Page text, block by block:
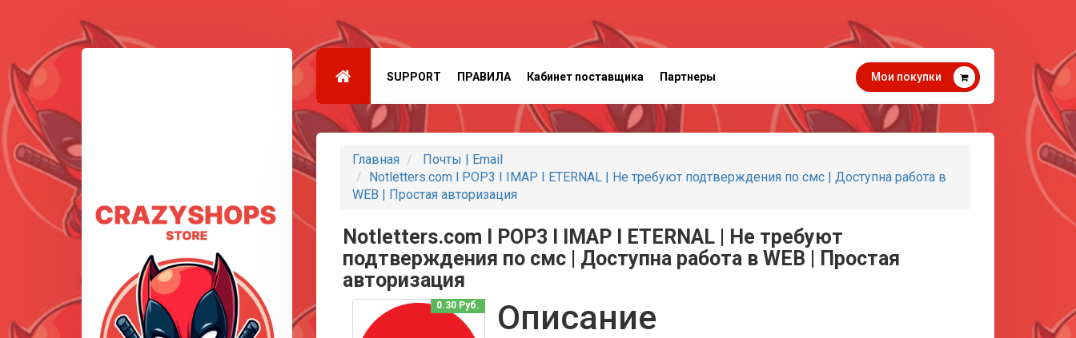
SUPPORT ПРАВИЛА Кабинет поставщика Партнеры Мои покупки
Главная
Почты | Email
Notletters.com l POP3 I IMAP I ETERNAL | Не требуют подтверждения по смс | Доступна работа в
WEB | Простая авторизация
Notletters.com l POP3 I IMAP I ETERNAL | Не требуют
подтверждения по смс | Доступна работа в WEB | Простая
авторизация
0.30 Руб. Описание